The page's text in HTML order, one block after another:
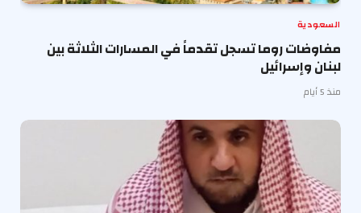
السعودية
مفاوضات روما تسجل تقدماً في المسارات الثلاثة بين
لبنان وإسرائيل
منذ 5 أيام